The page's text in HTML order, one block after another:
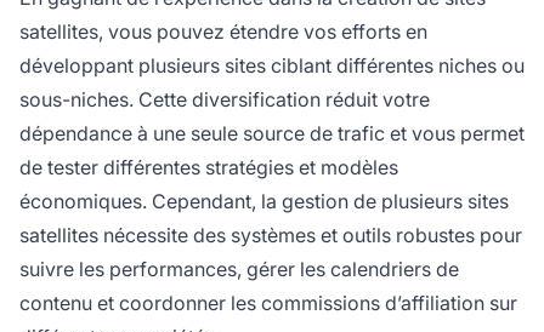
satellites, vous pouvez étendre vos efforts en
développant plusieurs sites ciblant différentes niches ou
sous-niches. Cette diversification réduit votre
dépendance à une seule source de trafic et vous permet
de tester différentes stratégies et modèles
économiques. Cependant, la gestion de plusieurs sites
satellites nécessite des systèmes et outils robustes pour
suivre les performances, gérer les calendriers de
contenu et coordonner les commissions d’affiliation sur